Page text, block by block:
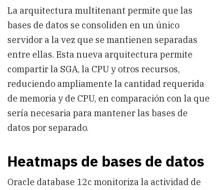
La arquitectura multitenant permite que las
bases de datos se consoliden en un único
servidor a la vez que se mantienen separadas
entre ellas. Esta nueva arquitectura permite
compartir la SGA, la CPU y otros recursos,
reduciendo ampliamente la cantidad requerida
de memoria y de CPU, en comparación con la que
sería necesaria para mantener las bases de
datos por separado.
Heatmaps de bases de datos
Oracle database 12c monitoriza la actividad de